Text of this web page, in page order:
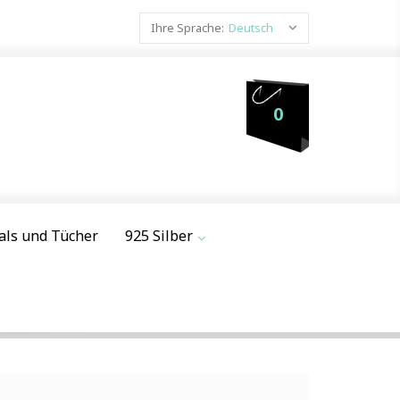
Ihre Sprache: Deutsch
0
und Tücher 925 Silber